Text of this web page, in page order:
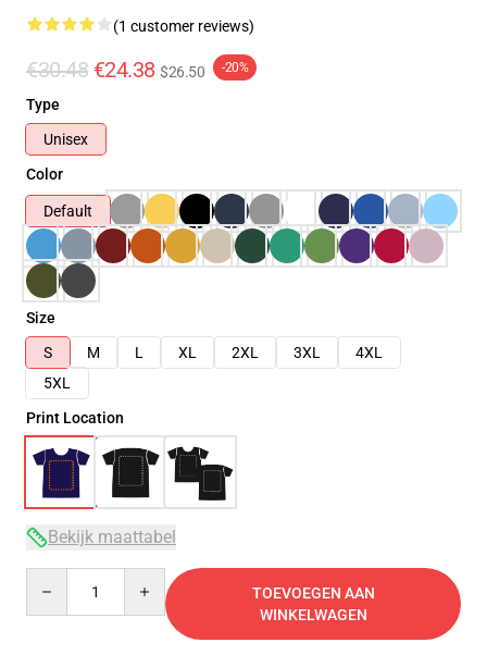
(1 customer reviews)
€30.48 €24.38 $26.50 -20%
Type
Unisex
Color
Default
Size
S
M L XL 2XL 3XL
4XL
5XL
Print Location
Bekijk maattabel
TOEVOEGEN AAN
WINKELWAGEN